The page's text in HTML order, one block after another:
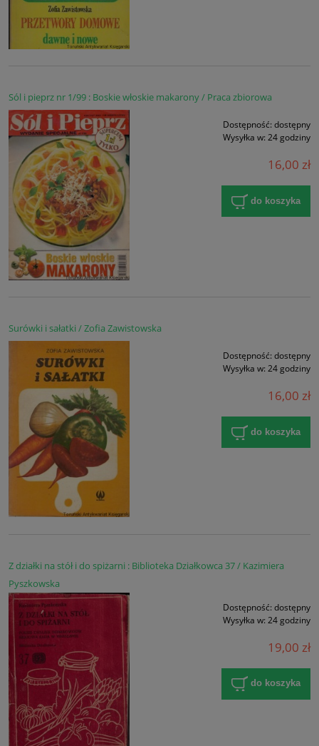
Sól i pieprz nr 1/99 : Boskie włoskie makarony / Praca zbiorowa
Dostępność: dostępny
Wysyłka w: 24 godziny
16,00 zł
do koszyka
Surówki i sałatki / Zofia Zawistowska
Dostępność: dostępny
Wysyłka w: 24 godziny
16,00 zł
do koszyka
Z działki na stół i do spiżarni : Biblioteka Działkowca 37 / Kazimiera
Pyszkowska
Dostępność: dostępny
Wysyłka w: 24 godziny
19,00 zł
do koszyka